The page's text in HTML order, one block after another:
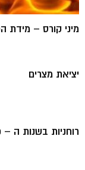
מיני קורס –
יציאת מצרים
רוחניות בשנות ה – 2000